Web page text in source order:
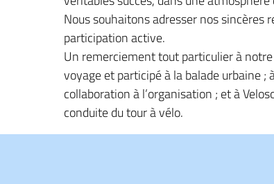
Nous souhaitons adresser nos
participation active.
Un remerciement tout particulier à
voyage et participé à la balade urbaine
collaboration à l’organisation ; et à
conduite du tour à vélo.